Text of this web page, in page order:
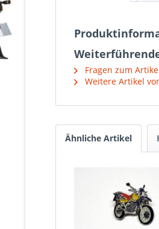
Fragen zum
Weitere Artikel
Ähnliche Artikel